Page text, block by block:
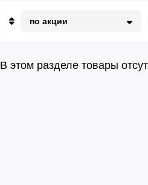
по акции
В этом разделе товары